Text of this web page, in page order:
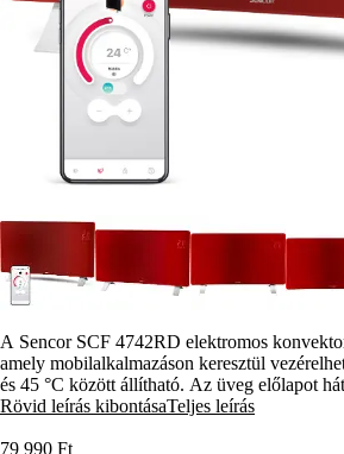
A Sencor SCF 4742RD elektromos
amely mobilalkalmazáson keresztül
és 45 °C között állítható. Az üveg előlapot
kijelző egészíti ki, amely az aktuális
Rövid leírás kibontásaTeljes leírás
79 990 Ft